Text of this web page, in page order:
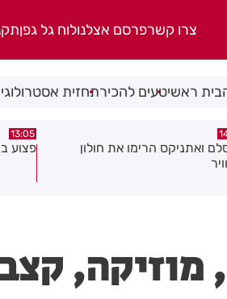
צרו קשרפרסם אצלנולוח גל גפן
ראשיטעים להכירתחזית
בתאונת אופנוע במרכז חולון
08:58
גופה
מוזיקה,